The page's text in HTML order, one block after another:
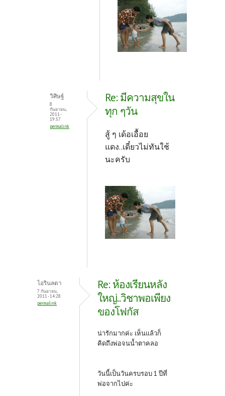
วิศิษฐ์
8
กันยายน,
2011 -
19:57
permalink
Re: มีความสุขใน
ทุก ๆวัน
สู้ ๆ เด้อเอื้อย
แดง..เดี๋ยวไม่ทันใช้
นะครับ
ไอรินลดา
7 กันยายน,
2011 - 14:28
permalink
Re: ห้องเรียนหลัง
ใหญ่..วิชาพอเพียง
ของโฟกัส
น่ารักมากค่ะ เห็นแล้วก็
คิดถึงพ่อจนน้ำตาคลอ
วันนี้เป็นวันครบรอบ 1 ปีที่
พ่อจากไปค่ะ